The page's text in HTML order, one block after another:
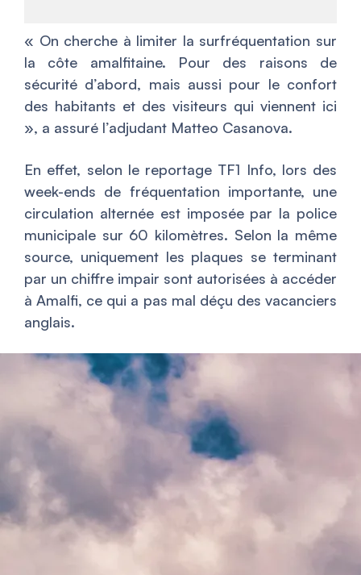
« On cherche à limiter la surfréquentation sur
la côte amalfitaine. Pour des raisons de
sécurité d’abord, mais aussi pour le confort
des habitants et des visiteurs qui viennent ici
», a assuré l’adjudant Matteo Casanova.
En effet, selon le reportage TF1 Info, lors des
week-ends de fréquentation importante, une
circulation alternée est imposée par la police
municipale sur 60 kilomètres. Selon la même
source, uniquement les plaques se terminant
par un chiffre impair sont autorisées à accéder
à Amalfi, ce qui a pas mal déçu des vacanciers
anglais.